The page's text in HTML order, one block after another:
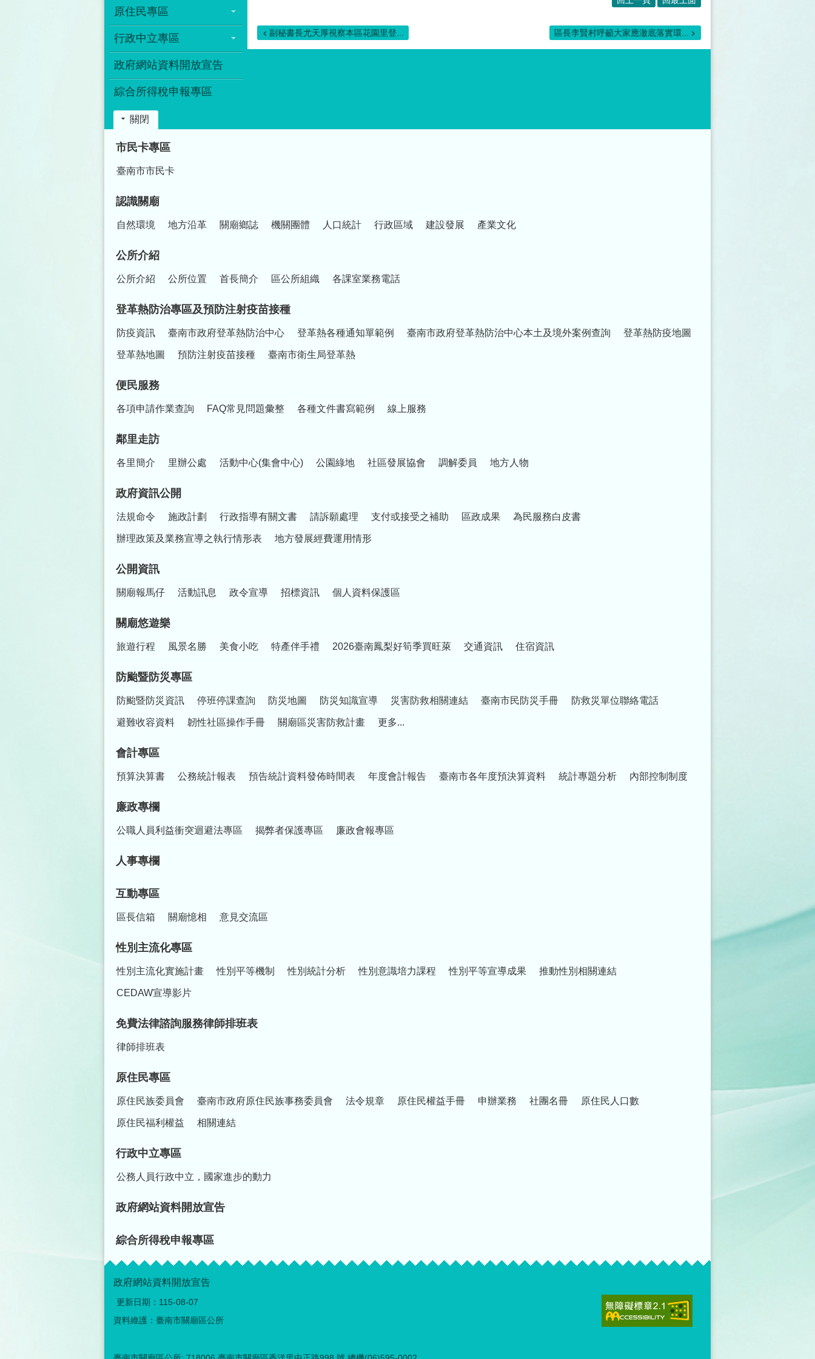
原住民專區
行政中立專區
政府網站資料開放宣告
綜合所得稅申報專區
副秘書長尤天厚視察本區花園里登... 區長李賢村呼籲大家應澈底落實環...
關閉
市民卡專區
臺南市市民卡
認識關廟
自然環境 地方沿革 關廟鄉誌 機關團體 人口統計 行政區域 建設發展 產業文化
公所介紹
公所介紹 公所位置 首長簡介 區公所組織 各課室業務電話
登革熱防治專區及預防注射疫苗接種
防疫資訊 臺南市政府登革熱防治中心 登革熱各種通知單範例 臺南市政府登革熱防治中心本土及境外案例查詢 登革熱防疫地圖
登革熱地圖 預防注射疫苗接種 臺南市衛生局登革熱
便民服務
各項申請作業查詢 FAQ常見問題彙整 各種文件書寫範例 線上服務
鄰里走訪
各里簡介 里辦公處 活動中心(集會中心) 公園綠地 社區發展協會 調解委員 地方人物
政府資訊公開
法規命令 施政計劃 行政指導有關文書 請訴願處理 支付或接受之補助 區政成果 為民服務白皮書
辦理政策及業務宣導之執行情形表 地方發展經費運用情形
公開資訊
關廟報馬仔 活動訊息 政令宣導 招標資訊 個人資料保護區
關廟悠遊樂
旅遊行程 風景名勝 美食小吃 特產伴手禮 2026臺南鳳梨好筍季買旺萊 交通資訊 住宿資訊
防颱暨防災專區
防颱暨防災資訊 停班停課查詢 防災地圖 防災知識宣導 災害防救相關連結 臺南市民防災手冊 防救災單位聯絡電話
避難收容資料 韌性社區操作手冊 關廟區災害防救計畫 更多...
會計專區
預算決算書 公務統計報表 預告統計資料發佈時間表 年度會計報告 臺南市各年度預決算資料 統計專題分析 內部控制制度
廉政專欄
公職人員利益衝突迴避法專區 揭弊者保護專區 廉政會報專區
人事專欄
互動專區
區長信箱 關廟憶相 意見交流區
性別主流化專區
性別主流化實施計畫 性別平等機制 性別統計分析 性別意識培力課程 性別平等宣導成果 推動性別相關連結
CEDAW宣導影片
免費法律諮詢服務律師排班表
律師排班表
原住民專區
原住民族委員會 臺南市政府原住民族事務委員會 法令規章 原住民權益手冊 申辦業務 社團名冊 原住民人口數
原住民福利權益 相關連結
行政中立專區
公務人員行政中立，國家進步的動力
政府網站資料開放宣告
綜合所得稅申報專區
政府網站資料開放宣告
更新日期： 115-08-07
資料維護：臺南市關廟區公所